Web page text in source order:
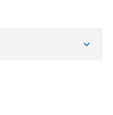
moto Gyroled Classic